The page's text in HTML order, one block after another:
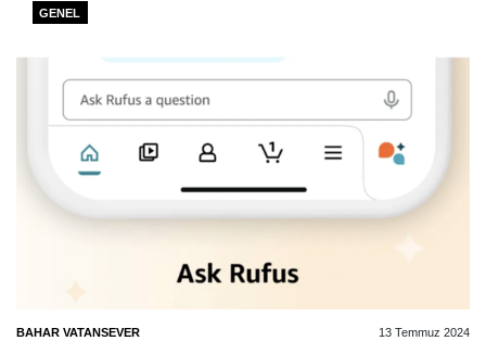
GENEL
BAHAR VATANSEVER 13 Temmuz 2024